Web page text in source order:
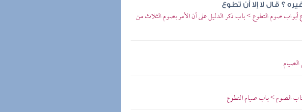
؟ قال لا إلا أن تطوع
صوم التطوع > باب ذكر الدليل على أن الأمر بصوم الثلاث من
الصوم > باب صيام التطوع